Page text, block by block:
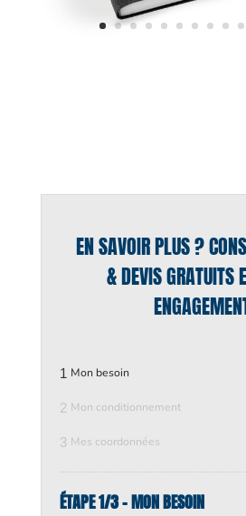
EN SAVOIR PLUS ?
& DEVIS GRATUITS
1 Mon besoin
2 Mon conditionnement
3 Mes coordonnées
ÉTAPE 1/3 - MON BESOIN